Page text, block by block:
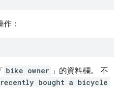
：
bike owner 」的資料欄。 不
recently bought a bicycle